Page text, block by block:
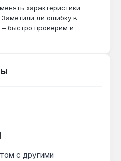
и латунный корпус
прочности 50%
сетей.
хромированную
раз в 2-3 недели
характеристики
ли ошибку в
быстро проверим и
с другими